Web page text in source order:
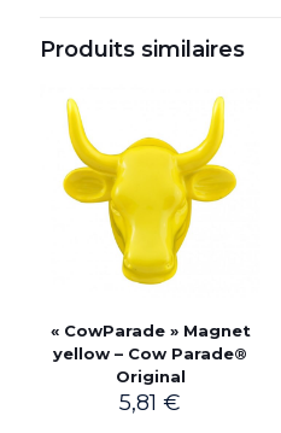
Produits similaires
« CowParade » Magnet
yellow – Cow Parade®
Original
5,81€